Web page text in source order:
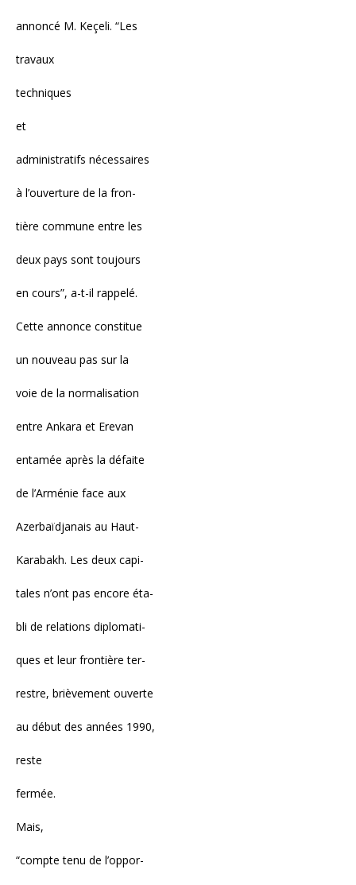
annoncé M. Keçeli. “Les
travaux
techniques
et
administratifs nécessaires
à l’ouverture de la fron-
tière commune entre les
deux pays sont toujours
en cours”, a-t-il rappelé.
Cette annonce constitue
un nouveau pas sur la
voie de la normalisation
entre Ankara et Erevan
entamée après la défaite
de l’Arménie face aux
Azerbaïdjanais au Haut-
Karabakh. Les deux capi-
tales n’ont pas encore éta-
bli de relations diplomati-
ques et leur frontière ter-
restre, brièvement ouverte
au début des années 1990,
reste
fermée.
Mais,
“compte tenu de l’oppor-